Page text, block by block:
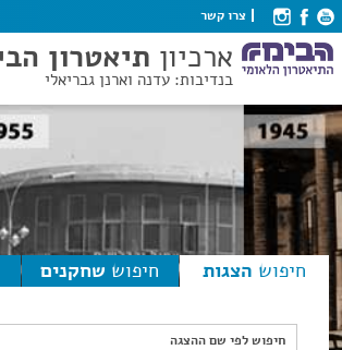
צרו קשר
ארכיון תיאטרון
בנדיבות: עדנה וארנן גבריאלי
חיפוש הצגות חיפוש שחקנים
חיפוש לפי שם ההצגה